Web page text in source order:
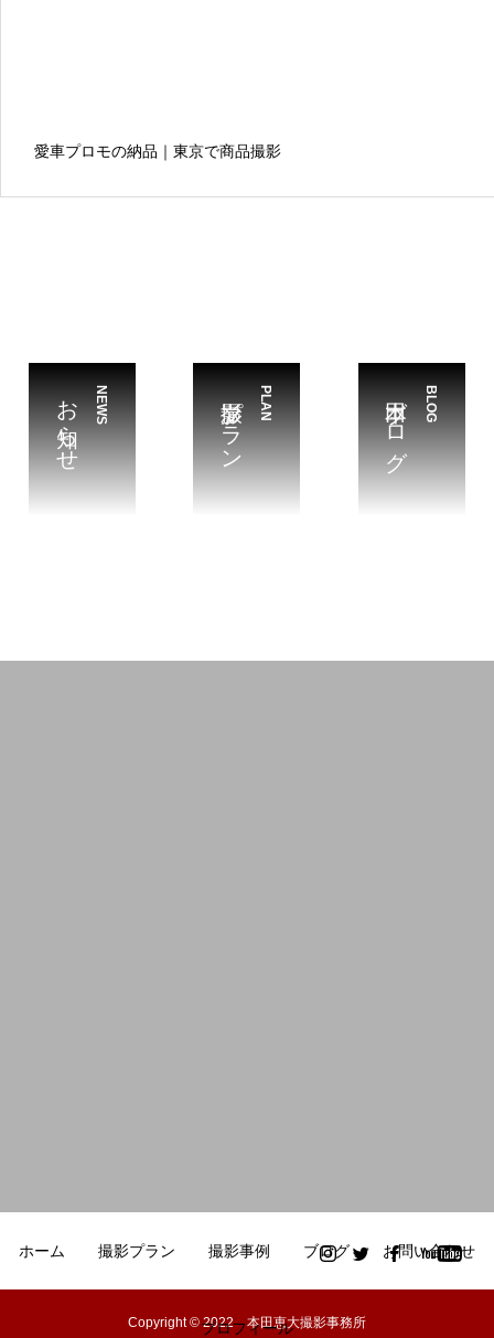
愛車プロモの納品｜東京で商品撮影
NEWS
お知らせ PLAN
撮影プラン BLOG
本田ブログ
ホーム 撮影プラン 撮影事例 ブログ お問い合わせ
プロフィール
Copyright © 2022 本田恵大撮影事務所